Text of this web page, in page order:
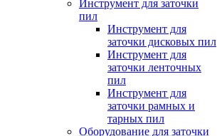
Инструмент для заточки
пил
Инструмент для
заточки дисковых пил
Инструмент для
заточки ленточных
пил
Инструмент для
заточки рамных и
тарных пил
Оборудование для заточки